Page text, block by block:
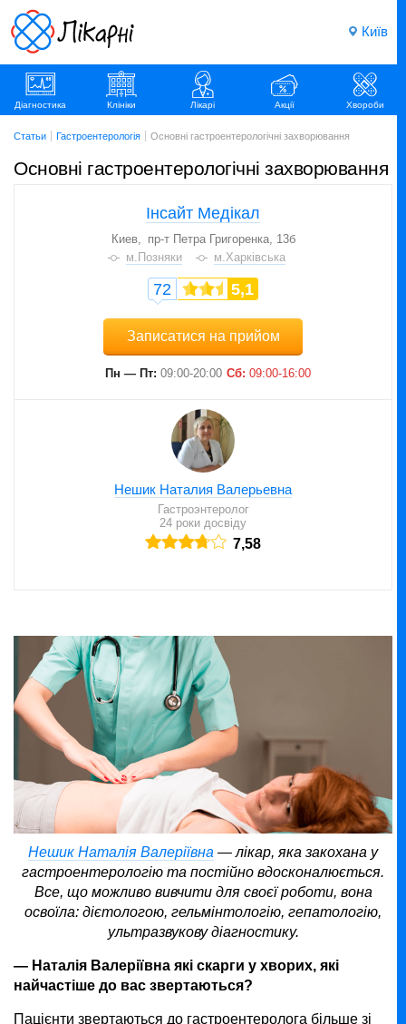
Київ
Діагностика Клініки Лікарі Акції Хвороби
Статьи Гастроентерологія Основні гастроентерологічні захворювання
Основні гастроентерологічні захворювання
Інсайт Медікал
Киев
пр-т Петра Григоренка, 13б
м.Позняки
м.Харківська
72 5,1
Записатися на прийом
Пн — Пт: 09:00-20:00 Сб: 09:00-16:00
Нешик Наталия Валерьевна
Гастроэнтеролог
24 роки досвіду
7,58
Нешик Наталія Валеріївна — лікар, яка закохана у
гастроентерологію та постійно вдосконалюється.
Все, що можливо вивчити для своєї роботи, вона
освоїла: дієтологою, гельмінтологію, гепатологію,
ультразвукову діагностику.
— Наталія Валеріївна які скарги у хворих, які
найчастіше до вас звертаються?
Пацієнти звертаються до гастроентеролога більше зі